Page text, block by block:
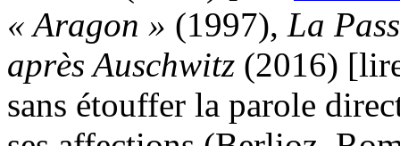
« Aragon » (1997), La
après Auschwitz (2016)
sans étouffer la parole